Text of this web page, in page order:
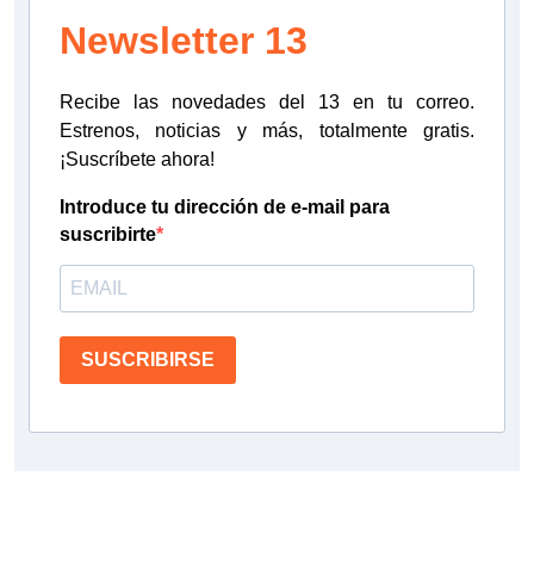
Newsletter 13
Recibe las novedades del 13 en tu correo.
Estrenos, noticias y más, totalmente gratis.
¡Suscríbete ahora!
Introduce tu dirección de e-mail para
suscribirte
SUSCRIBIRSE